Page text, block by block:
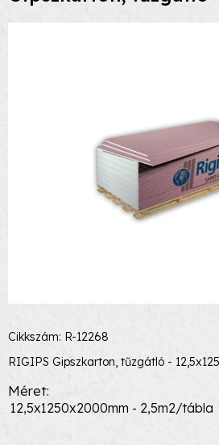
Cikkszám: R-12268
RIGIPS Gipszkarton, tűzgátló -
Méret
12,5x1250x2000mm - 2,5m2/tábla